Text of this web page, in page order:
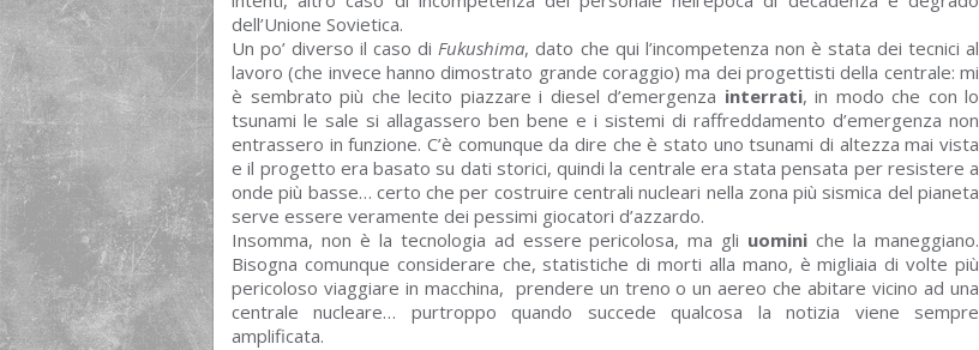
dell’Unione Sovietica.
Un po’ diverso il caso diFukushima, dato che qui l’incompetenza non è stata dei tecnici al
lavoro (che invece hanno dimostrato grande coraggio) ma dei progettisti della centrale: mi
è sembrato più che lecito piazzare i diesel d’emergenza interrati, in modo che con lo
tsunami le sale si allagassero ben bene e i sistemi di raffreddamento d’emergenza non
entrassero in funzione. C’è comunque da dire che è stato uno tsunami di altezza mai vista
e il progetto era basato su dati storici, quindi la centrale era stata pensata per resistere a
onde più basse… certo che per costruire centrali nucleari nella zona più sismica del pianeta
serve essere veramente dei pessimi giocatori d’azzardo.
Insomma, non è la tecnologia ad essere pericolosa, ma gli uomini che la maneggiano.
Bisogna comunque considerare che, statistiche di morti alla mano, è migliaia di volte più
pericoloso viaggiare in macchina, prendere un treno o un aereo che abitare vicino ad una
centrale nucleare… purtroppo quando succede qualcosa la notizia viene sempre
amplificata.